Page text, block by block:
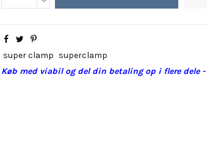
super clamp superclamp
Køb med viabil og del din betaling op i flere dele